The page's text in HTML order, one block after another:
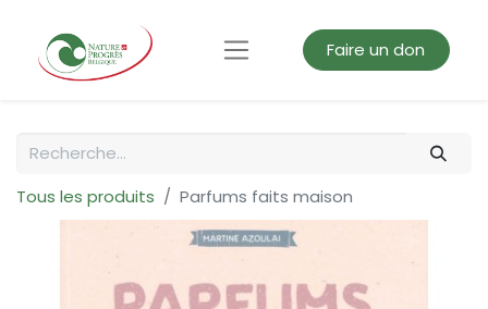
Faire un don
Tous les produits Parfums faits maison